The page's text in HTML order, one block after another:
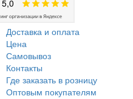
Доставка и оплата
Цена
Самовывоз
Контакты
Где заказать в розницу
Оптовым покупателям